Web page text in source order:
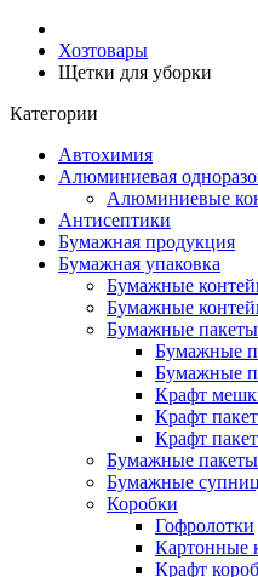
Хозтовары
Щетки для уборки
Категории
Автохимия
Алюминиевая
Алюминиевые
Антисептики
Бумажная продукция
Бумажная упаковка
Бумажные
Бумажные
Бумажные пакеты
Бумажные
Бумажные
Крафт
Крафт
Крафт
Бумажные
Бумажные
Коробки
Гофролотки
Картонные
Крафт